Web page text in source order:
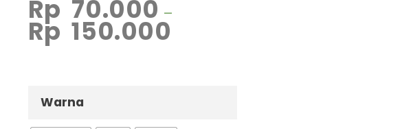
Rp 70.000 –
Rp 150.000
Warna